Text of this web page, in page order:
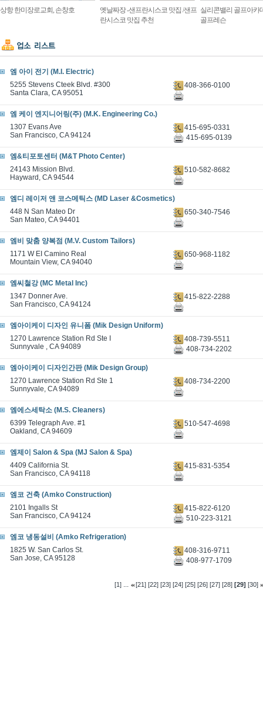
상항 한미장로교회, 손창호
옛날짜장 -샌프란시스코 맛집 /샌프
란시스코 맛집 추천
실리콘밸리 골프아카
골프레슨
엠 아이 전기 (M.I. Electric)
5255 Stevens Cteek Blvd. #300
Santa Clara, CA 95051
408-366-0100
엠 케이 엔지니어링(주) (M.K. Engineering Co.)
1307 Evans Ave
San Francisco, CA 94124
415-695-0331
415-695-0139
엠&티포토센터 (M&T Photo Center)
24143 Mission Blvd.
Hayward, CA 94544
510-582-8682
엠디 레이저 앤 코스메틱스 (MD Laser &Cosmetics)
448 N San Mateo Dr
San Mateo, CA 94401
650-340-7546
엠비 맞춤 양복점 (M.V. Custom Tailors)
1171 W EI Camino Real
Mountain View, CA 94040
650-968-1182
엠씨철강 (MC Metal Inc)
1347 Donner Ave.
San Francisco, CA 94124
415-822-2288
엠아이케이 디자인 유니폼 (Mik Design Uniform)
1270 Lawrence Station Rd Ste I
Sunnyvale , CA 94089
408-739-5511
408-734-2202
엠아이케이 디자인간판 (Mik Design Group)
1270 Lawrence Station Rd Ste 1
Sunnyvale, CA 94089
408-734-2200
엠에스세탁소 (M.S. Cleaners)
6399 Telegraph Ave. #1
Oakland, CA 94609
510-547-4698
엠제이 Salon & Spa (MJ Salon & Spa)
4409 California St.
San Francisco, CA 94118
415-831-5354
엠코 건축 (Amko Construction)
2101 Ingalls St
San Francisco, CA 94124
415-822-6120
510-223-3121
엠코 냉동설비 (Amko Refrigeration)
1825 W. San Carlos St.
San Jose, CA 95128
408-316-9711
408-977-1709
[1] ... [21] [22] [23] [24] [25] [26] [27] [28] [29] [30]